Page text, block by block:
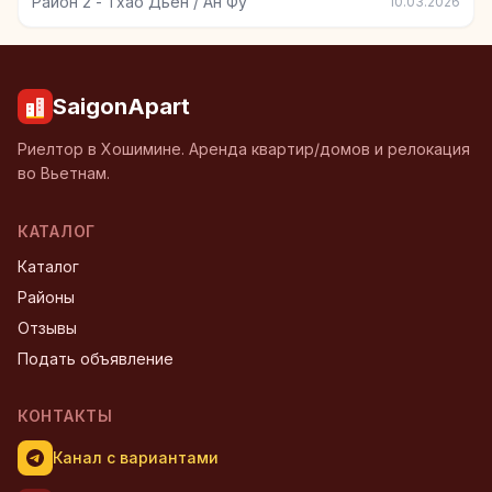
SaigonApart
Риелтор в Хошимине. Аренда квартир/домов и релокация
во Вьетнам.
КАТАЛОГ
Каталог
Районы
Отзывы
Подать объявление
КОНТАКТЫ
Канал с вариантами